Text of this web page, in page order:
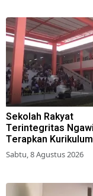
Sekolah Rakyat
Terintegritas Ngawi
Terapkan Kurikulum
Berbasis Asrama
Sabtu, 8 Agustus 2026